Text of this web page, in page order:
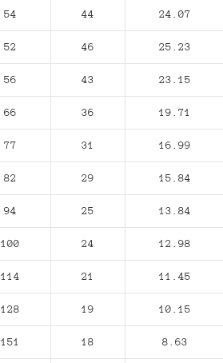
54 44 24.07
52 46 25.23
56 43 23.15
66 36 19.71
77 31 16.99
82 29 15.84
94 25 13.84
100 24 12.98
114 21 11.45
128 19 10.15
151 18 8.63